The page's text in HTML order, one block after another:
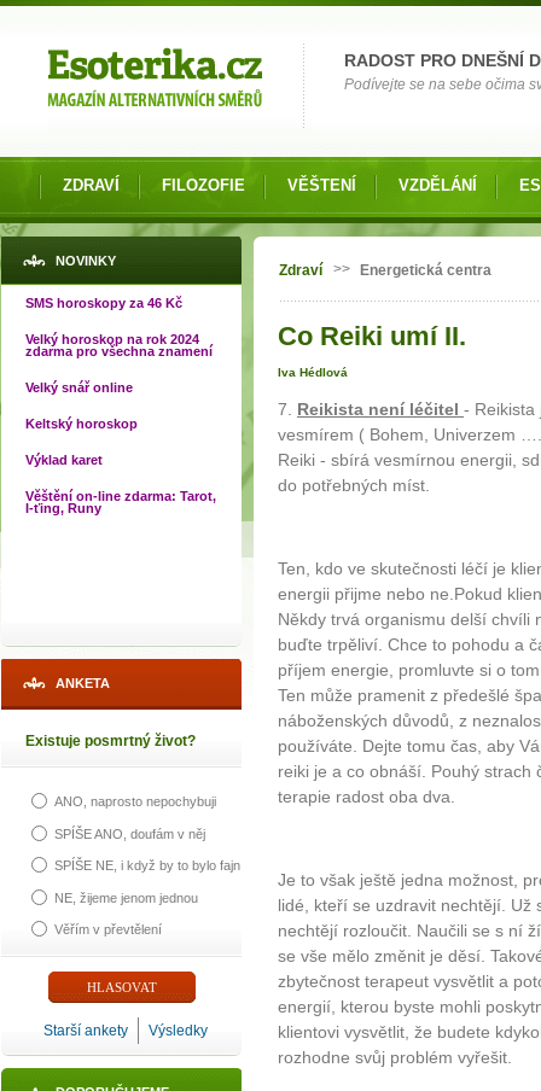
RADOST PRO DNEŠNÍ
Podívejte se na sebe očima
ZDRAVÍ FILOZOFIE VĚŠTENÍ VZDĚLÁNÍ
NOVINKY
SMS horoskopy za 46 Kč
Velký horoskop na rok 2024
zdarma pro všechna znamení
Velký snář online
Keltský horoskop
Výklad karet
Věštění on-line zdarma: Tarot,
I-ťing, Runy
ANKETA
Existuje posmrtný život?
ANO, naprosto nepochybuji
SPÍŠE ANO, doufám v něj
SPÍŠE NE, i když by to bylo fajn
NE, žijeme jenom jednou
Věřím v převtělení
Starší ankety Výsledky
Jste zde
Zdraví >> Energetická centra
Co Reiki umí II.
Iva Hédlová
7. Reikista není léčitel - Reikista
vesmírem ( Bohem, Univerzem
Reiki - sbírá vesmírnou energii,
do potřebných míst.
Ten, kdo ve skutečnosti léčí je
energii přijme nebo ne.Pokud
Někdy trvá organismu delší chvíli
buďte trpěliví. Chce to pohodu a
příjem energie, promluvte si o
Ten může pramenit z předešlé
náboženských důvodů, z
používáte. Dejte tomu čas, aby
reiki je a co obnáší. Pouhý
terapie radost oba dva.
Je to však ještě jedna možnost,
lidé, kteří se uzdravit nechtějí. Už
nechtějí rozloučit. Naučili se s ní
se vše mělo změnit je děsí.
zbytečnost terapeut vysvětlit a
energií, kterou byste mohli
klientovi vysvětlit, že budete
rozhodne svůj problém vyřešit.